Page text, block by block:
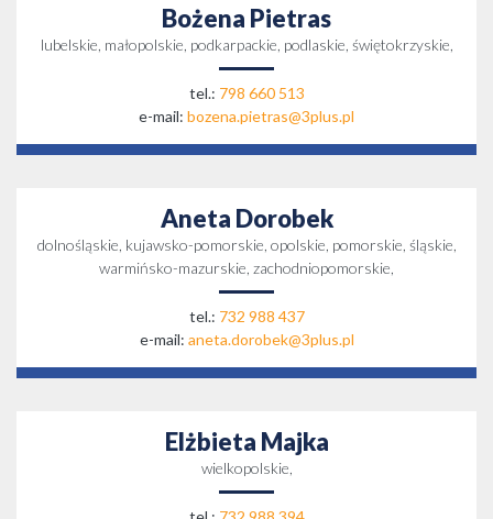
Bożena Pietras
lubelskie, małopolskie, podkarpackie, podlaskie, świętokrzyskie,
tel.: 798 660 513
e-mail: bozena.pietras@3plus.pl
Aneta Dorobek
dolnośląskie, kujawsko-pomorskie, opolskie, pomorskie, śląskie,
warmińsko-mazurskie, zachodniopomorskie,
tel.: 732 988 437
e-mail: aneta.dorobek@3plus.pl
Elżbieta Majka
wielkopolskie,